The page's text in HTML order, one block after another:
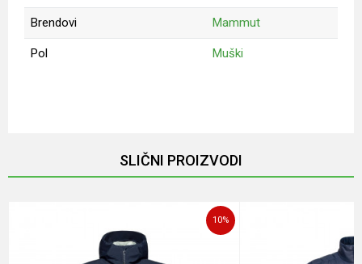
Brendovi Mammut
Pol Muški
SLIČNI PROIZVODI
10%